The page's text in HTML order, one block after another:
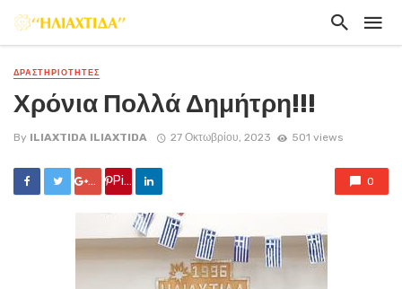
ΔΡΑΣΤΗΡΙΟΤΗΤΕΣ
Χρόνια Πολλά Δημήτρη!!!
By ILIAXTIDA ILIAXTIDA 27 Οκτωβρίου, 2023 501 views
Google +
Pin it 0